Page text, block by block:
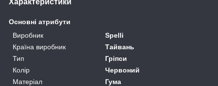
Основні атрибути
Виробник
Spelli
Країна виробник
Тайвань
Тип
Гріпси
Колір
Червоний
Матеріал
Гума